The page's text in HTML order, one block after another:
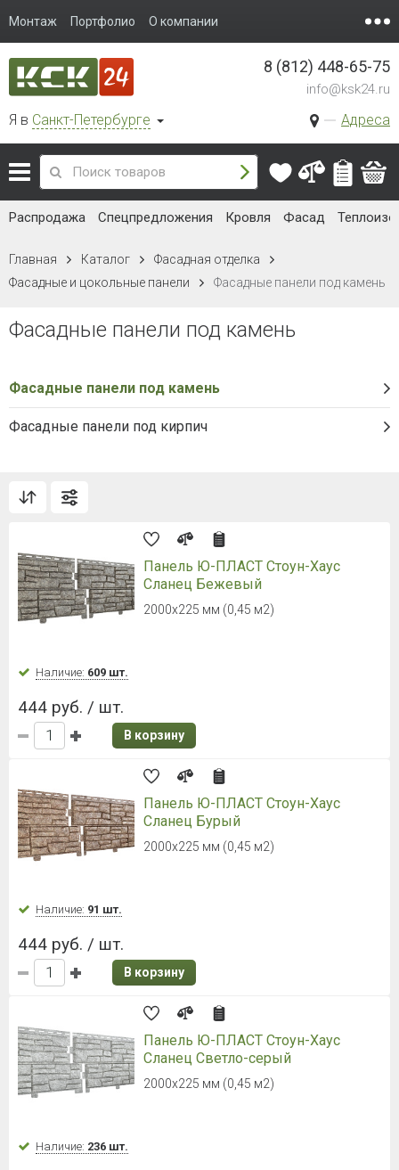
Монтаж Портфолио О компании
Я в Санкт-Петербурге Адреса
8 (812) 448-65-75
info@ksk24.ru
Распродажа Спецпредложения Кровля Фасад
Главная Каталог
Фасадная отделка
Фасадные и цокольные панели
Фасадные панели под камень
Фасадные панели под камень
Фасадные панели под камень
Фасадные панели под кирпич
Панель Ю-ПЛАСТ Стоун-Хаус
Сланец Бежевый
2000х225 мм (0,45 м2)
Наличие: 609 шт.
444 руб. / шт.
В корзину
Панель Ю-ПЛАСТ Стоун-Хаус
Сланец Бурый
2000х225 мм (0,45 м2)
Наличие: 91 шт.
444 руб. / шт.
В корзину
Панель Ю-ПЛАСТ Стоун-Хаус
Сланец Светло-серый
2000х225 мм (0,45 м2)
Наличие: 236 шт.